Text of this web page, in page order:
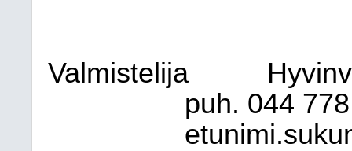
Valmistelija
puh. 044